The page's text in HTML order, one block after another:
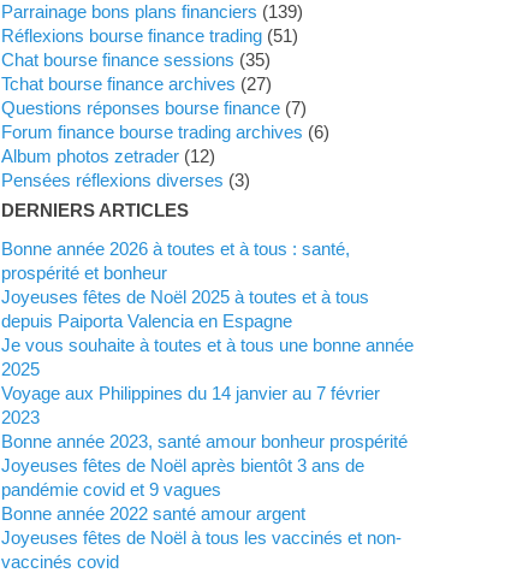
Parrainage bons plans financiers (139)
Réflexions bourse finance trading (51)
Chat bourse finance sessions (35)
Tchat bourse finance archives (27)
Questions réponses bourse finance (7)
Forum finance bourse trading archives (6)
Album photos zetrader (12)
Pensées réflexions diverses (3)
DERNIERS ARTICLES
Bonne année 2026 à toutes et à tous : santé,
prospérité et bonheur
Joyeuses fêtes de Noël 2025 à toutes et à tous
depuis Paiporta Valencia en Espagne
Je vous souhaite à toutes et à tous une bonne année
2025
Voyage aux Philippines du 14 janvier au 7 février
2023
Bonne année 2023, santé amour bonheur prospérité
Joyeuses fêtes de Noël après bientôt 3 ans de
pandémie covid et 9 vagues
Bonne année 2022 santé amour argent
Joyeuses fêtes de Noël à tous les vaccinés et non-
vaccinés covid